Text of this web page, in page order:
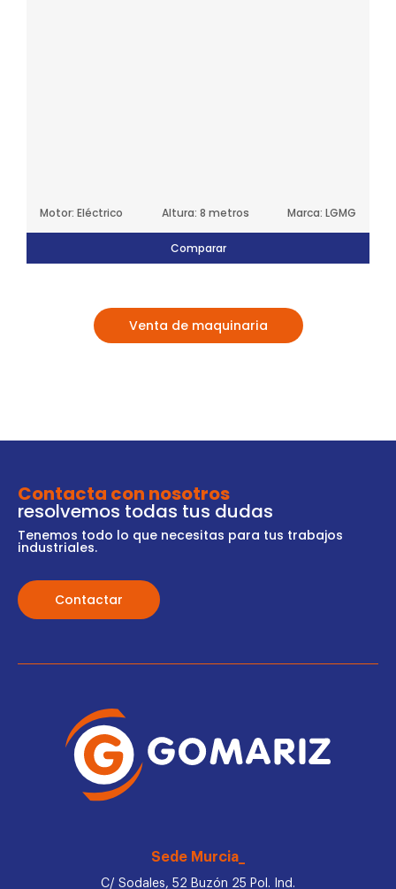
Motor: Eléctrico Altura: 8 metros Marca: LGMG
Comparar
Venta de maquinaria
Contacta con nosotros
resolvemos todas tus dudas
Tenemos todo lo que necesitas para tus trabajos
industriales.
Contactar
Sede Murcia_
C/ Sodales, 52 Buzón 25 Pol. Ind.